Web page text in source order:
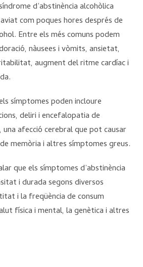
d’abstinència alcohòlica
com poques hores després de
Entre els més comuns podem
nàusees i vòmits, ansietat,
augment del ritme cardíac i
símptomes poden incloure
deliri i encefalopatia de
afecció cerebral que pot causar
memòria i altres símptomes greus.
que els símptomes d’abstinència
i durada segons diversos
i la freqüència de consum
física i mental, la genètica i altres